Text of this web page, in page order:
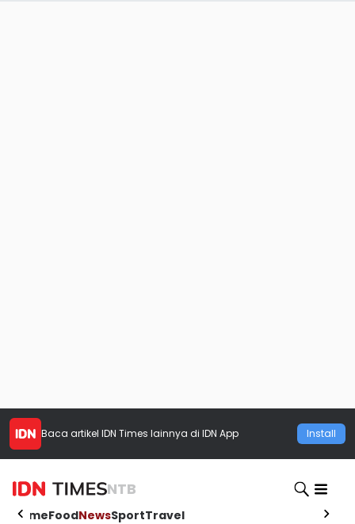
Baca artikel IDN Times lainnya di IDN App Install
NTB
HomeFoodNewsSportTravel